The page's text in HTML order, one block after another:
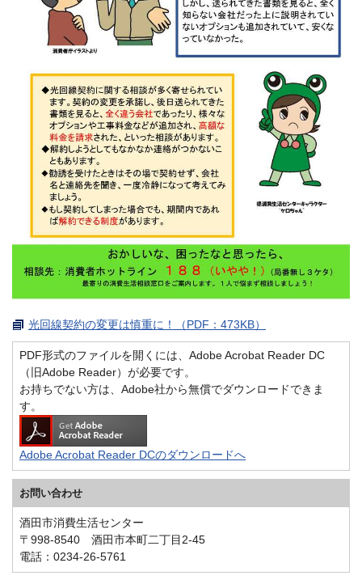
光回線契約の変更は慎重に！（PDF：473KB）
PDF形式のファイルを開くには、Adobe Acrobat Reader DC
（旧Adobe Reader）が必要です。
お持ちでない方は、Adobe社から無償でダウンロードできま
す。
Adobe Acrobat Reader DCのダウンロードへ
お問い合わせ
酒田市消費生活センター
〒998-8540 酒田市本町二丁目2-45
電話：0234-26-5761